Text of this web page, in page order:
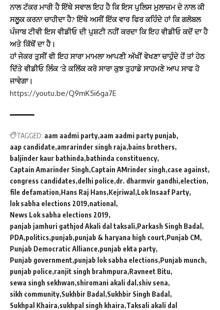
ਨਾਲ ਟੱਕਰ ਮਾਰੀ ਹੈ ਇੱਥੇ ਸਵਾਲ ਇਹ ਹੈ ਕਿ ਇਸ ਪੁਲਿਸ ਮੁਲਾਜ਼ਮ ਦੇ ਨਾਲ ਕੀ
ਸਲੂਕ ਕਰਨਾ ਚਾਹੀਦਾ ਹੈ? ਇੱਥੇ ਅਸੀਂ ਇੱਕ ਵਾਰ ਫਿਰ ਕਹਿੰਦੇ ਹਾਂ ਕਿ ਗਲੋਬਲ
ਪੰਜਾਬ ਟੀਵੀ ਇਸ ਵੀਡੀਓ ਦੀ ਪੁਸ਼ਟੀ ਨਹੀਂ ਕਰਦਾ ਕਿ ਇਹ ਵੀਡੀਓ ਕਦੋਂ ਦਾ ਹੈ
ਅਤੇ ਕਿੱਥੋਂ ਦਾ ਹੈ।
ਹਾਂ ਜੇਕਰ ਤੁਸੀਂ ਵੀ ਇਹ ਸਾਰਾ ਮਾਮਲਾ ਆਪਣੀ ਅੱਖੀਂ ਵੇਖਣਾ ਚਾਹੁੰਦੇ ਹੋਂ ਤਾਂ ਹੇਠ
ਦਿੱਤੇ ਵੀਡੀਓ ਲਿੰਕ ‘ਤੇ ਕਲਿੱਕ ਕਰੋ ਸਾਰਾ ਕੁਝ ਤੁਹਾਡੇ ਸਾਹਮਣੇ ਆਪ ਸਾਫ ਹੋ
ਜਾਵੇਗਾ।
https://youtu.be/Q9mK5i6ga7E
TAGGED: aam aadmi party aam aadmi party punjab
aap candidate amrarinder singh raja bains brothers
baljinder kaur bathinda bathinda constituency
Captain Amarinder Singh Captain AMrinder singh case against
congress candidates delhi police dr. dharmvir gandhi election
file defamation Hans Raj Hans Kejriwal Lok Insaaf Party
lok sabha elections 2019 national
News Lok sabha elections 2019
panjab jamhuri gathjod Akali dal taksali Parkash Singh Badal
PDA politics punjab punjab & haryana high court Punjab CM
Punjab Democratic Alliance punjab ekta party
Punjab government punjab lok sabha elections Punjab munch
punjab police ranjit singh brahmpura Ravneet Bitu
sewa singh sekhwan shiromani akali dal shiv sena
sikh community Sukhbir Badal Sukhbir Singh Badal
Sukhpal Khaira sukhpal singh khaira Taksali akali dal